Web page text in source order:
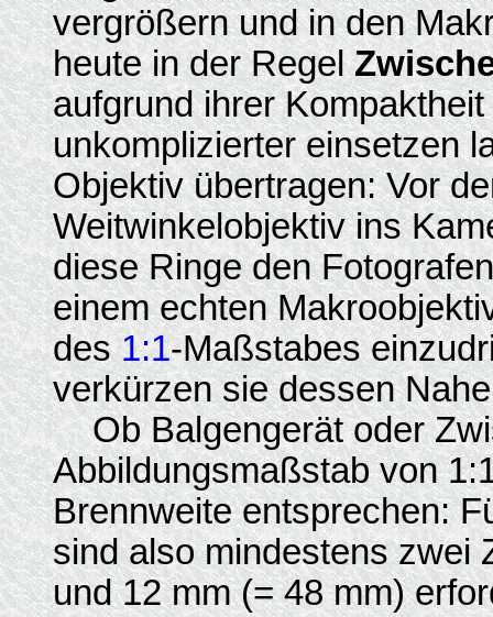
vergrößern und in den
heute in der Regel
aufgrund ihrer
unkomplizierter einsetzen
Objektiv übertragen: Vor
Weitwinkelobjektiv ins
diese Ringe den
einem echten
des1:1-Maßstabes
verkürzen sie dessen
Ob Balgengerät oder
Abbildungsmaßstab von
Brennweite entsprechen:
sind also mindestens zwei
und 12 mm (= 48 mm)